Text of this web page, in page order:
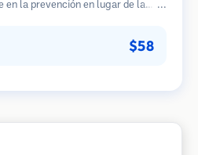
en la prevención en lugar de la
$58